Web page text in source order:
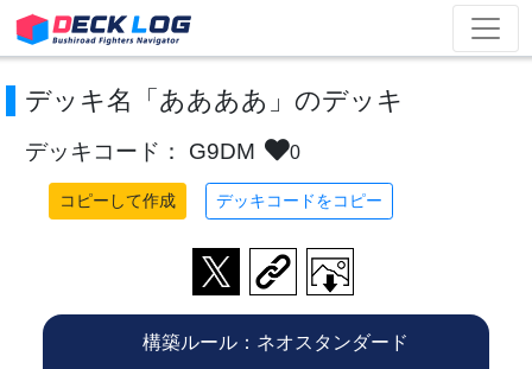
デッキ名「ああああ」のデッキ
デッキコード： G9DM 0
コピーして作成 デッキコードをコピー
構築ルール：ネオスタンダード